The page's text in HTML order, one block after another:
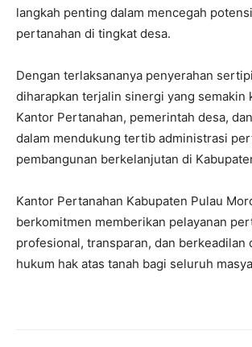
langkah penting dalam mencegah
pertanahan di tingkat desa.
‎Dengan terlaksananya penyerahan
diharapkan terjalin sinergi yang semakin
Kantor Pertanahan, pemerintah desa,
dalam mendukung tertib administrasi
pembangunan berkelanjutan di
‎Kantor Pertanahan Kabupaten Pulau
berkomitmen memberikan pelayanan
profesional, transparan, dan berkeadilan
hukum hak atas tanah bagi seluruh